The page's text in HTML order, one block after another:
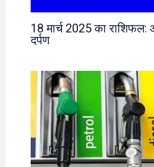
18 मार्च 2025 का
दर्पण